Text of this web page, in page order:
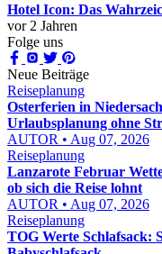
Hotel Icon: Das
vor 2 Jahren
Folge uns
Neue Beiträge
Reiseplanung
Osterferien in
Urlaubsplanung ohne
AUTOR • Aug 07, 2026
Reiseplanung
Lanzarote Februar
ob sich die Reise lohnt
AUTOR • Aug 07, 2026
Reiseplanung
TOG Werte Schlafsack: